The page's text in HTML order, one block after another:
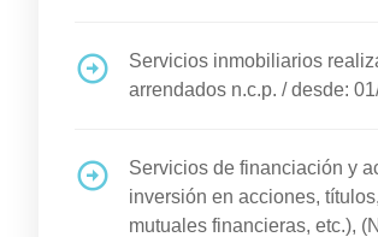
Servicios inmobiliarios
arrendados n.c.p. /desde:
Servicios de financiación y
inversión en acciones,
mutuales financieras, etc.),